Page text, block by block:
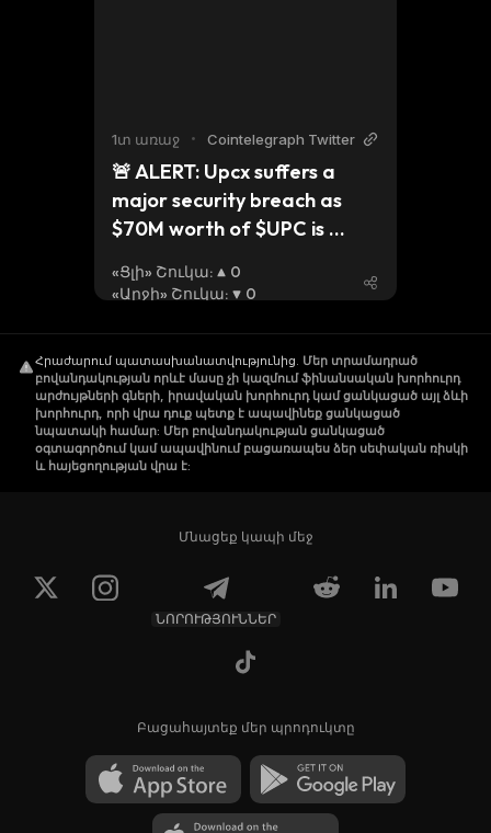
1տ առաջ • Cointelegraph Twitter
🚨 ALERT: Upcx suffers a
major security breach as
$70M worth of $UPC is
accounts via upgraded
remain untouched in a single
wallet.
«Ցլի» Շուկա:
0
«Արջի» Շուկա: 0
Հրաժարում պատասխանատվությունից. Մեր տրամադրած
բովանդակության որևէ մասը չի կազմում ֆինանսական խորհուրդ
արժույթների գների, իրավական խորհուրդ կամ ցանկացած այլ ձևի
խորհուրդ, որի վրա դուք պետք է ապավինեք ցանկացած
նպատակի համար: Մեր բովանդակության ցանկացած
օգտագործում կամ ապավինում բացառապես ձեր սեփական ռիսկի
և հայեցողության վրա է:
Մնացեք կապի մեջ
ՆՈՐՈՒԹՅՈՒՆՆԵՐ
Բացահայտեք մեր պրոդուկտը